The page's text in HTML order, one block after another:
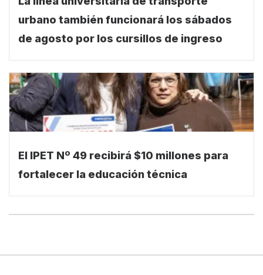
urbano también funcionará los sábados
de agosto por los cursillos de ingreso
El IPET Nº 49 recibirá $10 millones para
fortalecer la educación técnica